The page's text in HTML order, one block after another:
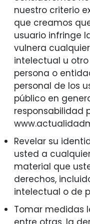
nuestro criterio
que creamos
usuario infringe
vulnera
intelectual u
persona o
personal de los
público en
responsabilidad
Revelar su
usted a
material que
derechos,
intelectual o de
Tomar medidas